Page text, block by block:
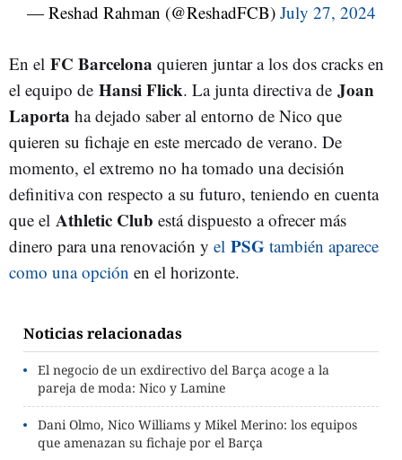
— Reshad Rahman (@ReshadFCB) July 27, 2024
En el FC Barcelona quieren juntar a los dos cracks en
el equipo de Hansi Flick. La junta directiva de Joan
Laporta ha dejado saber al entorno de Nico que
quieren su fichaje en este mercado de verano. De
momento, el extremo no ha tomado una decisión
definitiva con respecto a su futuro, teniendo en cuenta
que el Athletic Club está dispuesto a ofrecer más
dinero para una renovación y el PSG también aparece
como una opción en el horizonte.
Noticias relacionadas
El negocio de un exdirectivo del Barça acoge a la
pareja de moda: Nico y Lamine
Dani Olmo, Nico Williams y Mikel Merino: los equipos
que amenazan su fichaje por el Barça